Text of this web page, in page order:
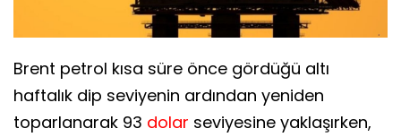
Brent petrol kısa süre önce gördüğü altı
haftalık dip seviyenin ardından yeniden
toparlanarak 93 dolar seviyesine yaklaşırken,